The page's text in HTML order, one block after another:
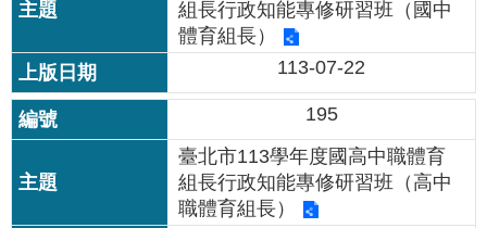
政
網
站
資
料
放
宣
組長行政知能專修研習班（國中
體育組長）
113-07-22
195
臺北市113學年度國高中職體育
組長行政知能專修研習班（高中
職體育組長）